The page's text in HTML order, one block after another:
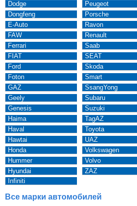
Dodge
Dongfeng
E-Auto
FAW
Ferrari
FIAT
Ford
Foton
GAZ
Geely
Genesis
Haima
Haval
Hawtai
Honda
Hummer
Hyundai
Infiniti
Peugeot
Porsche
Ravon
Renault
Saab
SEAT
Skoda
Smart
SsangYong
Subaru
Suzuki
TagAZ
Toyota
UAZ
Volkswagen
Volvo
ZAZ
Все марки автомобилей